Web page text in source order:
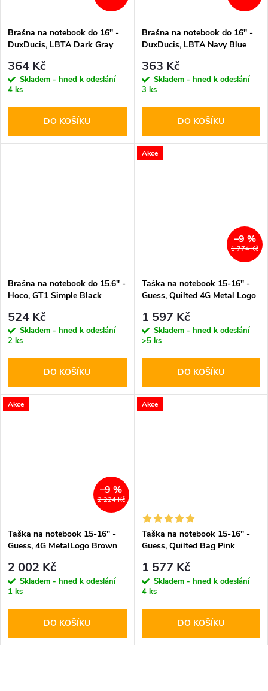
Brašna na notebook do 16" -
DuxDucis, LBTA Dark Gray
364 Kč
Skladem - hned k odeslání
4 ks
DO KOŠÍKU
Brašna na notebook do 16" -
DuxDucis, LBTA Navy Blue
363 Kč
Skladem - hned k odeslání
3 ks
DO KOŠÍKU
Brašna na notebook do 15.6" -
Hoco, GT1 Simple Black
524 Kč
Skladem - hned k odeslání
2 ks
DO KOŠÍKU
Akce
1 774 Kč
–9 %
Taška na notebook 15-16" -
Guess, Quilted 4G Metal Logo
1 597 Kč
Skladem - hned k odeslání
>5 ks
DO KOŠÍKU
Akce
2 224 Kč
–9 %
Taška na notebook 15-16" -
Guess, 4G MetalLogo Brown
2 002 Kč
Skladem - hned k odeslání
1 ks
DO KOŠÍKU
Akce
Taška na notebook 15-16" -
Guess, Quilted Bag Pink
1 577 Kč
Skladem - hned k odeslání
4 ks
DO KOŠÍKU